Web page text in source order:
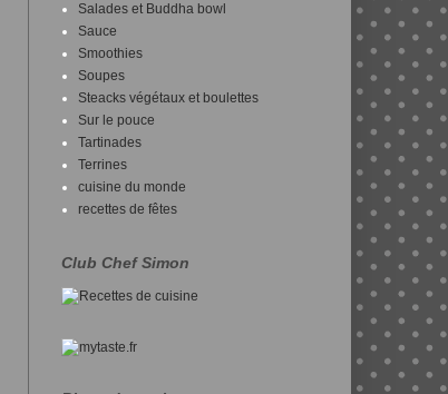
Salades et Buddha bowl
Sauce
Smoothies
Soupes
Steacks végétaux et boulettes
Sur le pouce
Tartinades
Terrines
cuisine du monde
recettes de fêtes
Club Chef Simon